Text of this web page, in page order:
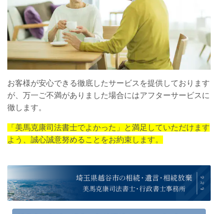
お客様が安心できる徹底したサービスを提供しております
が、万一ご不満がありました場合にはアフターサービスに
徹します。
「美馬克康司法書士でよかった」と満足していただけます
よう、誠心誠意努めることをお約束します。